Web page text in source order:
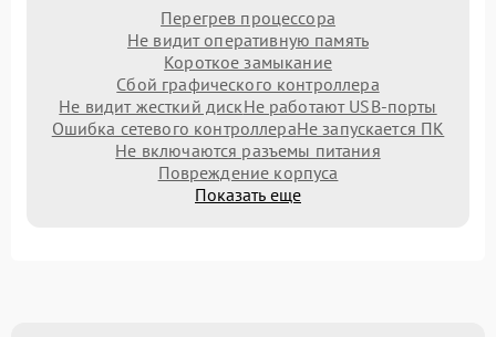
Перегрев процессора
Не видит оперативную память
Короткое замыкание
Сбой графического контроллера
Не видит жесткий дискНе работают USB-порты
Ошибка сетевого контроллераНе запускается ПК
Не включаются разъемы питания
Повреждение корпуса
Показать еще